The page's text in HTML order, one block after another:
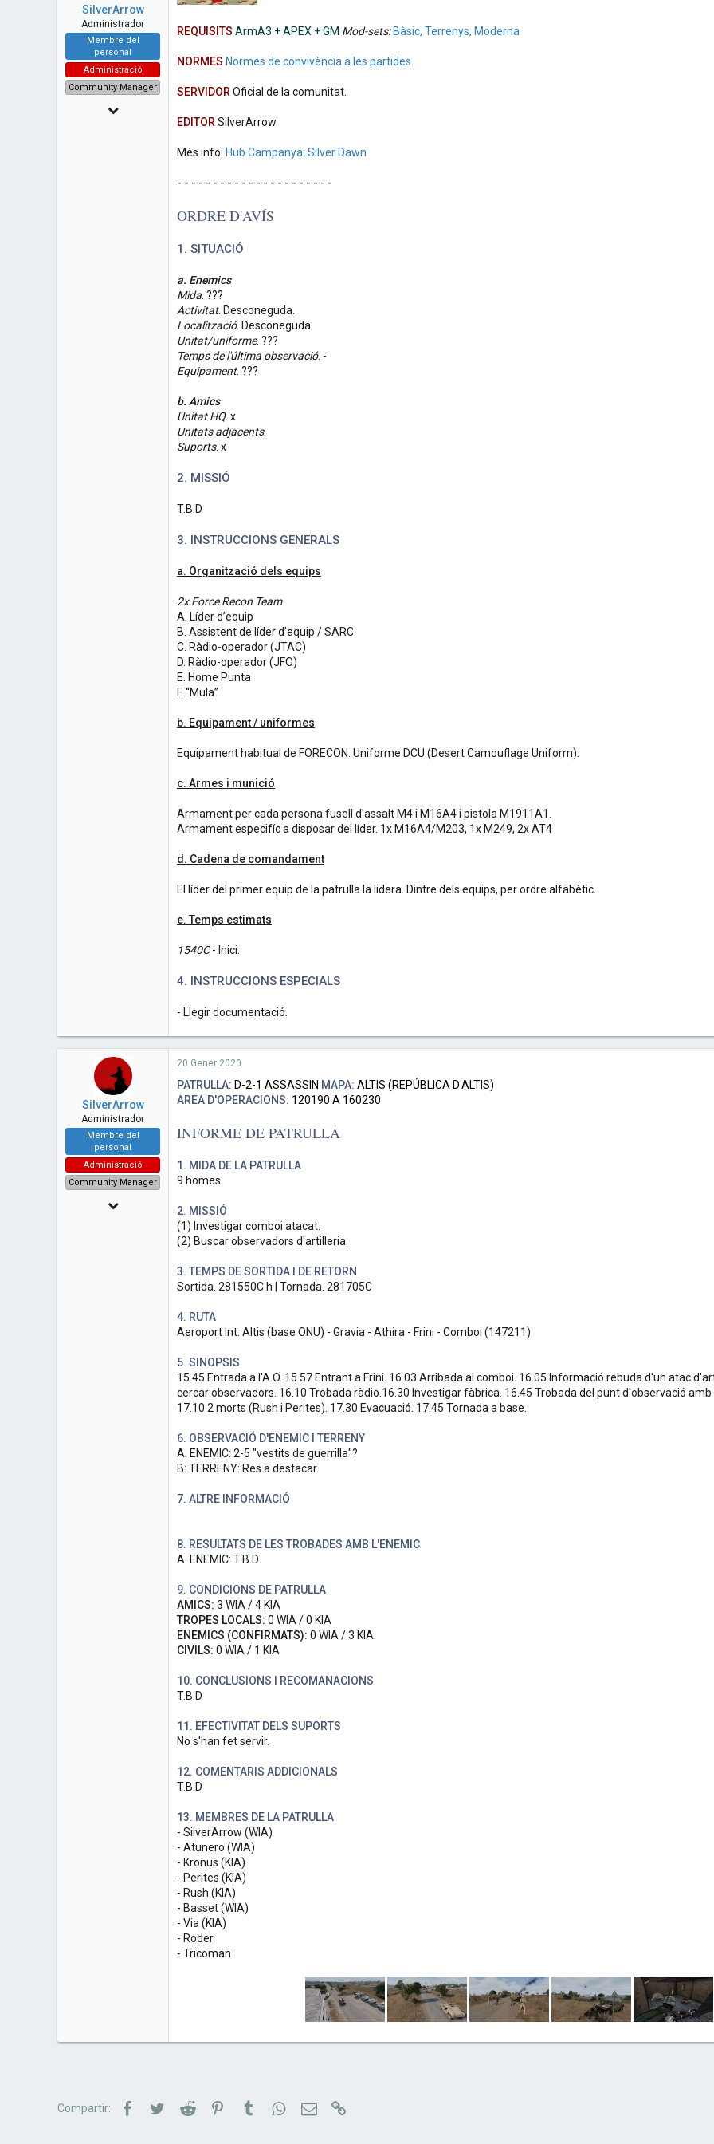
t
r
e
SilverArrow
Administrador
Membre del
personal
Administració
Community Manager
REQUISITS ArmA3 + APEX + GM Mod-sets: Bàsic, Terrenys, Moderna
NORMES Normes de convivència a les partides.
SERVIDOROficial de la comunitat.
EDITORSilverArrow
Més info: Hub Campanya: Silver Dawn
- - - - - - - - - - - - - - - - - - - - - -
ORDRE D'AVÍS
1. SITUACIÓ
a. Enemics
Mida. ???
Activitat. Desconeguda.
Localització. Desconeguda
Unitat/uniforme. ???
Temps de l'última observació. -
Equipament. ???
b. Amics
Unitat HQ. x
Unitats adjacents.
Suports. x
2. MISSIÓ
T.B.D
3. INSTRUCCIONS GENERALS
a. Organització dels equips
2x Force Recon Team
A. Líder d’equip
B. Assistent de líder d’equip / SARC
C. Ràdio-operador (JTAC)
D. Ràdio-operador (JFO)
E. Home Punta
F. “Mula”
b. Equipament / uniformes
Equipament habitual de FORECON. Uniforme DCU (Desert Camouflage Uniform).
c. Armes i munició
Armament per cada persona fusell d'assalt M4 i M16A4 i pistola M1911A1.
Armament especifíc a disposar del líder. 1x M16A4/M203, 1x M249, 2x AT4
d. Cadena de comandament
El líder del primer equip de la patrulla la lidera. Dintre dels equips, per ordre alfabètic.
e. Temps estimats
1540C- Inici.
4. INSTRUCCIONS ESPECIALS
- Llegir documentació.
SilverArrow
Administrador
Membre del
personal
Administració
Community Manager
20 Gener 2020
PATRULLA: D-2-1 ASSASSIN MAPA: ALTIS (REPÚBLICA D'ALTIS)
AREA D'OPERACIONS: 120190 A 160230
INFORME DE PATRULLA
1. MIDA DE LA PATRULLA
9 homes
2. MISSIÓ
(1) Investigar comboi atacat.
(2) Buscar observadors d'artilleria.
3. TEMPS DE SORTIDA I DE RETORN
Sortida. 281550C h | Tornada. 281705C
4. RUTA
Aeroport Int. Altis (base ONU) - Gravia - Athira - Frini - Comboi (147211)
5. SINOPSIS
15.45 Entrada a l'A.O. 15.57 Entrant a Frini. 16.03 Arribada al comboi. 16.05 Informació rebuda d'un atac
cercar observadors. 16.10 Trobada ràdio.16.30 Investigar fàbrica. 16.45 Trobada del punt d'observació
17.10 2 morts (Rush i Perites). 17.30 Evacuació. 17.45 Tornada a base.
6. OBSERVACIÓ D'ENEMIC I TERRENY
A. ENEMIC: 2-5 "vestits de guerrilla"?
B: TERRENY: Res a destacar.
7. ALTRE INFORMACIÓ
8. RESULTATS DE LES TROBADES AMB L'ENEMIC
A. ENEMIC: T.B.D
9. CONDICIONS DE PATRULLA
AMICS: 3 WIA / 4 KIA
TROPES LOCALS: 0 WIA / 0 KIA
ENEMICS (CONFIRMATS): 0 WIA / 3 KIA
CIVILS: 0 WIA / 1 KIA
10. CONCLUSIONS I RECOMANACIONS
T.B.D
11. EFECTIVITAT DELS SUPORTS
No s'han fet servir.
12. COMENTARIS ADDICIONALS
T.B.D
13. MEMBRES DE LA PATRULLA
- SilverArrow (WIA)
- Atunero (WIA)
- Kronus (KIA)
- Perites (KIA)
- Rush (KIA)
- Basset (WIA)
- Via (KIA)
- Roder
- Tricoman
Compartir: FacebookTwitterReddit PinterestTumblrWhatsAppCorreu electrònic